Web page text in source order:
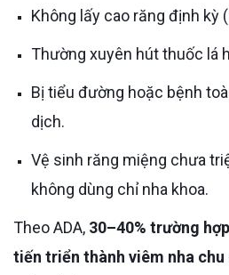
Không lấy cao răng định
Thường xuyên hút thuốc lá
Bị tiểu đường hoặc bệnh toàn thân làm giảm miễn
dịch.
Vệ sinh răng miệng chưa triệt để, chỉ chải răng mà
không dùng chỉ nha khoa.
Theo ADA, 30–40% trường
tiến triển thành viêm nha chu